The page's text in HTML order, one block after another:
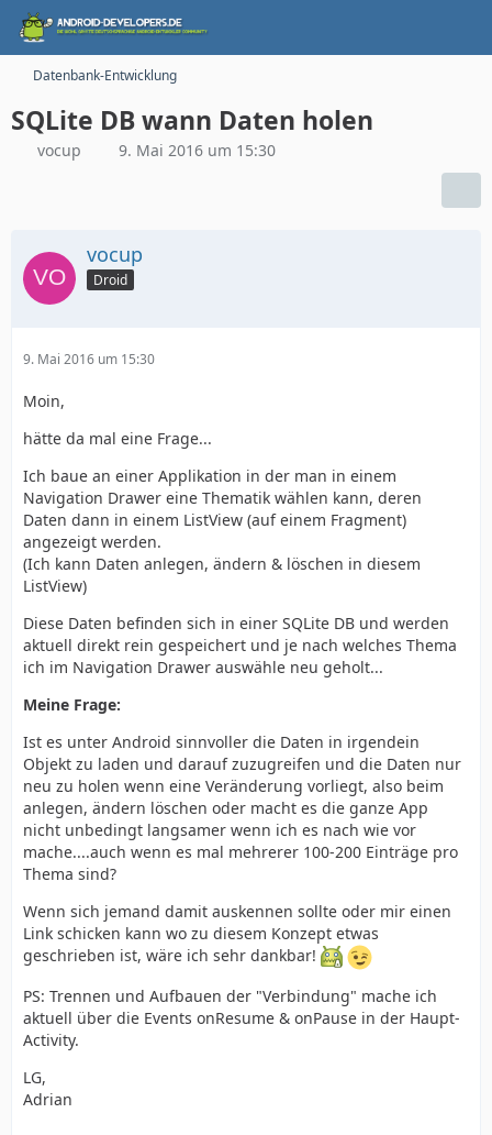
Datenbank-Entwicklung
SQLite DB wann Daten holen
vocup 9. Mai 2016 um 15:30
vocup
Droid
9. Mai 2016 um 15:30
Moin,
hätte da mal eine Frage...
Ich baue an einer Applikation in der man in einem
Navigation Drawer eine Thematik wählen kann, deren
Daten dann in einem ListView (auf einem Fragment)
angezeigt werden.
(Ich kann Daten anlegen, ändern & löschen in diesem
ListView)
Diese Daten befinden sich in einer SQLite DB und werden
aktuell direkt rein gespeichert und je nach welches Thema
ich im Navigation Drawer auswähle neu geholt...
Meine Frage:
Ist es unter Android sinnvoller die Daten in irgendein
Objekt zu laden und darauf zuzugreifen und die Daten nur
neu zu holen wenn eine Veränderung vorliegt, also beim
anlegen, ändern löschen oder macht es die ganze App
nicht unbedingt langsamer wenn ich es nach wie vor
mache....auch wenn es mal mehrerer 100-200 Einträge pro
Thema sind?
Wenn sich jemand damit auskennen sollte oder mir einen
Link schicken kann wo zu diesem Konzept etwas
geschrieben ist, wäre ich sehr dankbar!
PS: Trennen und Aufbauen der "Verbindung" mache ich
aktuell über die Events onResume & onPause in der Haupt-
Activity.
LG,
Adrian